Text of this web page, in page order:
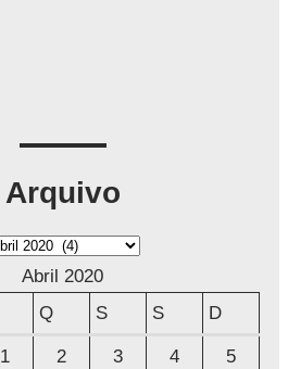
Arquivo
Abril 2020
Q S S D
1 2 3 4
5